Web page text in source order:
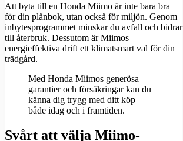
Att byta till en Honda Miimo är inte bara bra
för din plånbok, utan också för miljön. Genom
inbytesprogrammet minskar du avfall och bidrar
till återbruk. Dessutom är Miimos
energieffektiva drift ett klimatsmart val för din
trädgård.
Med Honda Miimos generösa
garantier och försäkringar kan du
känna dig trygg med ditt köp –
både idag och i framtiden.
Svårt att välja Miimo-